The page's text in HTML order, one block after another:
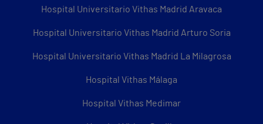
Hospital Universitario Vithas Madrid Aravaca
Hospital Universitario Vithas Madrid Arturo Soria
Hospital Universitario Vithas Madrid La Milagrosa
Hospital Vithas Málaga
Hospital Vithas Medimar